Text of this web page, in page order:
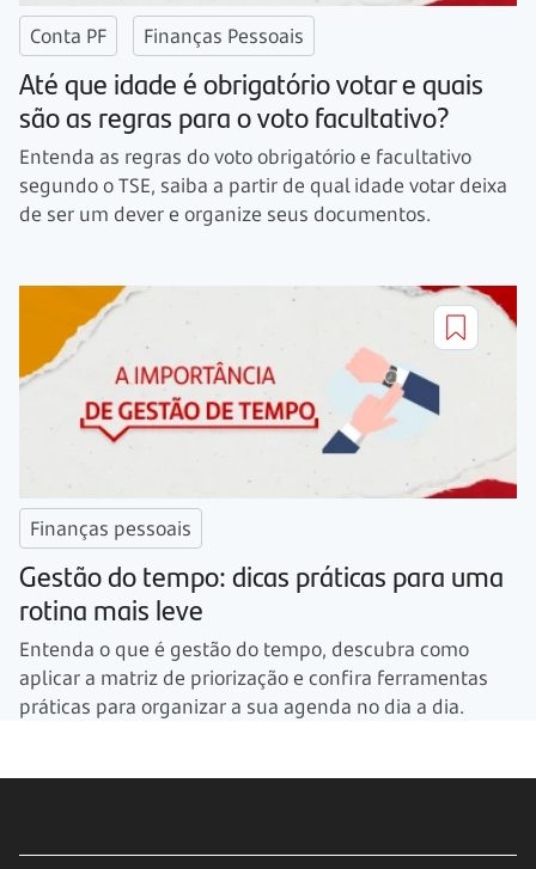
Conta PF Finanças Pessoais
Até que idade é obrigatório votar e quais
são as regras para o voto facultativo?
Entenda as regras do voto obrigatório e facultativo
segundo o TSE, saiba a partir de qual idade votar deixa
de ser um dever e organize seus documentos.
Finanças pessoais
Gestão do tempo: dicas práticas para uma
rotina mais leve
Entenda o que é gestão do tempo, descubra como
aplicar a matriz de priorização e confira ferramentas
práticas para organizar a sua agenda no dia a dia.